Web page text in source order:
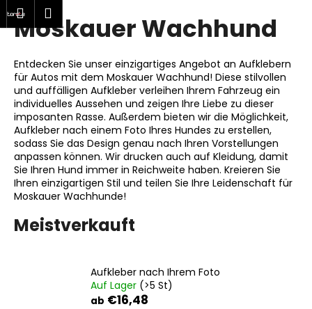
Zum
Inhalt
Warenkorb
Moskauer Wachhund
Entdecken Sie unser einzigartiges Angebot an Aufklebern
für Autos mit dem Moskauer Wachhund! Diese stilvollen
und auffälligen Aufkleber verleihen Ihrem Fahrzeug ein
individuelles Aussehen und zeigen Ihre Liebe zu dieser
imposanten Rasse. Außerdem bieten wir die Möglichkeit,
Aufkleber nach einem Foto Ihres Hundes zu erstellen,
sodass Sie das Design genau nach Ihren Vorstellungen
anpassen können. Wir drucken auch auf Kleidung, damit
Sie Ihren Hund immer in Reichweite haben. Kreieren Sie
Ihren einzigartigen Stil und teilen Sie Ihre Leidenschaft für
Moskauer Wachhunde!
Meistverkauft
Aufkleber nach Ihrem Foto
Auf Lager (>5 St)
ab €16,48
W
a
Zurück
Zurück
W
a
s
s
u
c
h
e
n
S